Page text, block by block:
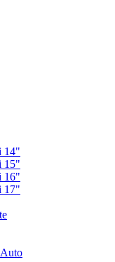
14"
15"
16"
17"